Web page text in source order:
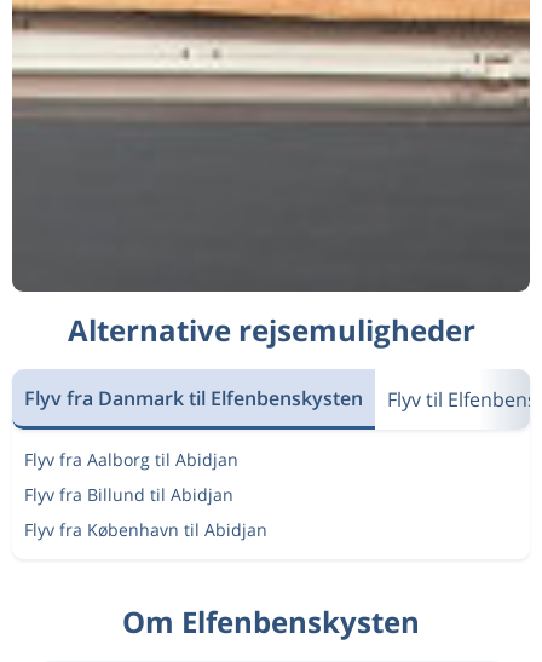
Alternative rejsemuligheder
Flyv fra Danmark til Elfenbenskysten Flyv til
Flyv fra Aalborg til Abidjan
Flyv fra Billund til Abidjan
Flyv fra København til Abidjan
Om Elfenbenskysten